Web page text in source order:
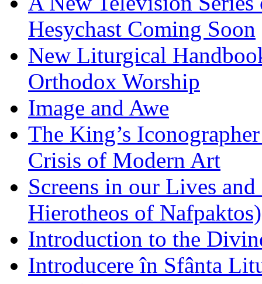
Hesychast Coming Soon
New Liturgical
Orthodox Worship
Image and Awe
The King’s
Crisis of Modern Art
Screens in our Lives
Hierotheos of Nafpaktos)
Introduction to the
Introducere în Sfânta